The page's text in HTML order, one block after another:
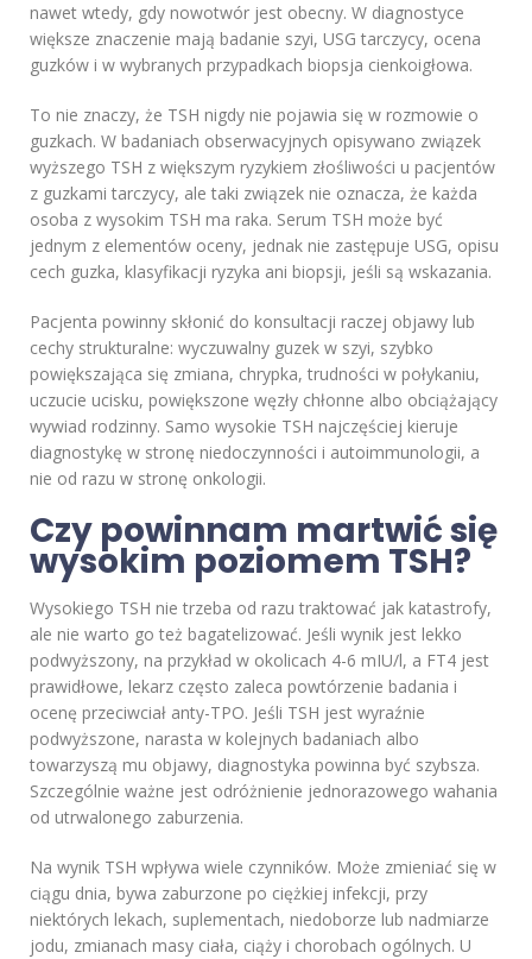
nawet wtedy, gdy nowotwór jest obecny. W diagnostyce
większe znaczenie mają badanie szyi, USG tarczycy, ocena
guzków i w wybranych przypadkach biopsja cienkoigłowa.
To nie znaczy, że TSH nigdy nie pojawia się w rozmowie o
guzkach. W badaniach obserwacyjnych opisywano związek
wyższego TSH z większym ryzykiem złośliwości u pacjentów
z guzkami tarczycy, ale taki związek nie oznacza, że każda
osoba z wysokim TSH ma raka. Serum TSH może być
jednym z elementów oceny, jednak nie zastępuje USG, opisu
cech guzka, klasyfikacji ryzyka ani biopsji, jeśli są wskazania.
Pacjenta powinny skłonić do konsultacji raczej objawy lub
cechy strukturalne: wyczuwalny guzek w szyi, szybko
powiększająca się zmiana, chrypka, trudności w połykaniu,
uczucie ucisku, powiększone węzły chłonne albo obciążający
wywiad rodzinny. Samo wysokie TSH najczęściej kieruje
diagnostykę w stronę niedoczynności i autoimmunologii, a
nie od razu w stronę onkologii.
Czy powinnam martwić się
wysokim poziomem TSH?
Wysokiego TSH nie trzeba od razu traktować jak katastrofy,
ale nie warto go też bagatelizować. Jeśli wynik jest lekko
podwyższony, na przykład w okolicach 4-6 mIU/l, a FT4 jest
prawidłowe, lekarz często zaleca powtórzenie badania i
ocenę przeciwciał anty-TPO. Jeśli TSH jest wyraźnie
podwyższone, narasta w kolejnych badaniach albo
towarzyszą mu objawy, diagnostyka powinna być szybsza.
Szczególnie ważne jest odróżnienie jednorazowego wahania
od utrwalonego zaburzenia.
Na wynik TSH wpływa wiele czynników. Może zmieniać się w
ciągu dnia, bywa zaburzone po ciężkiej infekcji, przy
niektórych lekach, suplementach, niedoborze lub nadmiarze
jodu, zmianach masy ciała, ciąży i chorobach ogólnych. U